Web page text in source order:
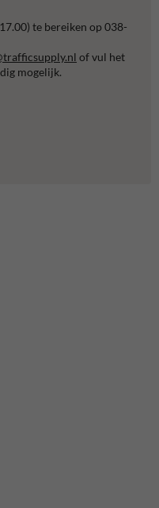
te bereiken op 038-
of vul het
mogelijk.